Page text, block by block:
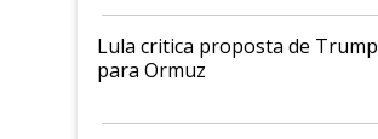
Lula critica proposta de Trump
para Ormuz